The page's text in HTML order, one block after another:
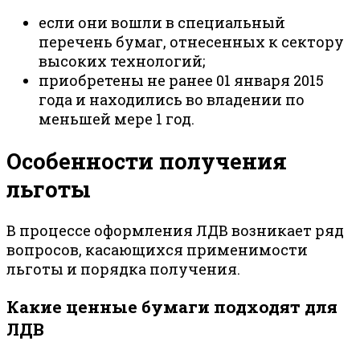
если они вошли в специальный
перечень бумаг, отнесенных к сектору
высоких технологий;
приобретены не ранее 01 января 2015
года и находились во владении по
меньшей мере 1 год.
Особенности получения
льготы
В процессе оформления ЛДВ возникает ряд
вопросов, касающихся применимости
льготы и порядка получения.
Какие ценные бумаги подходят для
ЛДВ